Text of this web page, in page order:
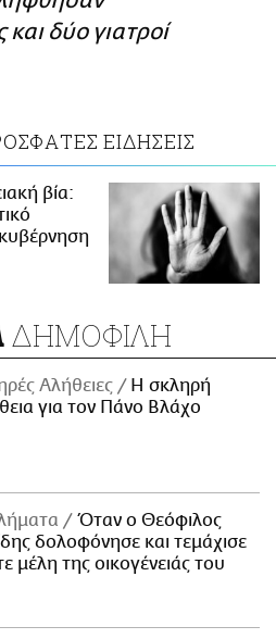
δύο γιατροί
ΕΙΔΗΣΕΙΣ
βία:
ΔΗΜΟΦΙΛΗ
Αλήθειες
H σκληρή
για τον Πάνο Βλάχο
Όταν ο Θεόφιλος
δολοφόνησε και τεμάχισε
μέλη της οικογένειάς του